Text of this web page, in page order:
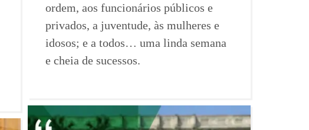
ordem, aos funcionários públicos e
privados, a juventude, às mulheres e
idosos; e a todos… uma linda semana
e cheia de sucessos.